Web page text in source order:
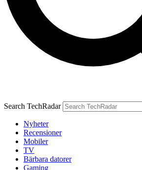
Search TechRadar
Nyheter
Recensioner
Mobiler
TV
Bärbara datorer
Gaming